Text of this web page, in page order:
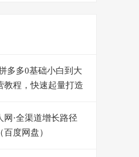
多多0基础小白到大
教程，快速起量打造
网·全渠道增长路径
百度网盘）